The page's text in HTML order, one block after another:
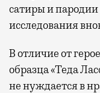
сатиры и пародии
исследования
В отличие от
образца «Теда
не нуждается в